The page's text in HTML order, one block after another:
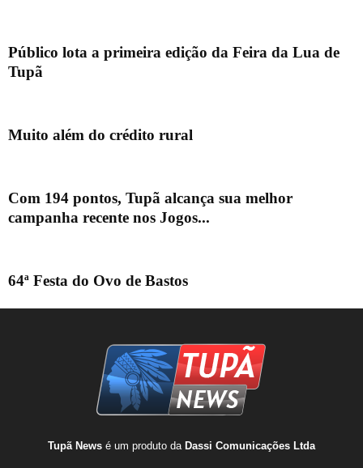
Público lota a primeira edição da Feira da Lua de
Tupã
Muito além do crédito rural
Com 194 pontos, Tupã alcança sua melhor
campanha recente nos Jogos...
64ª Festa do Ovo de Bastos
Tupã News é um produto da Dassi Comunicações Ltda